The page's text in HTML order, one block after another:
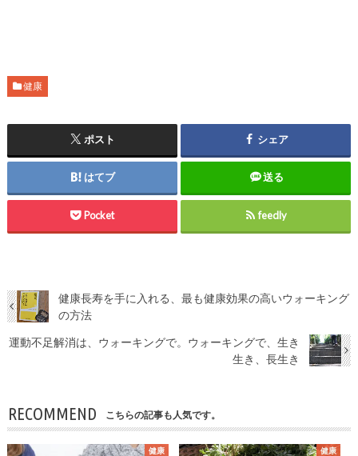
健康
ポスト シェア
はてブ 送る
Pocket feedly
健康長寿を手に入れる、最も健康効果の高いウォーキング
の方法
運動不足解消は、ウォーキングで。ウォーキングで、生き
生き、長生き
RECOMMEND こちらの記事も人気です。
健康 健康